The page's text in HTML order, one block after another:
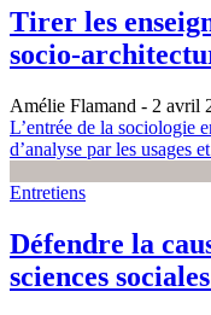
Tirer les
socio-
Amélie Flamand - 2 avril
L’entrée de la sociologie
d’analyse par les usages
Entretiens
Défendre la
sciences